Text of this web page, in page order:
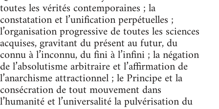
toutes les vérités contemporaines ; la
constatation et l’unification perpétuelles ;
l’organisation progressive de toutes les sciences
acquises, gravitant du présent au futur, du
connu à l’inconnu, du fini à l’infini ; la négation
de l’absolutisme arbitraire et l’affirmation de
l’anarchisme attractionnel ; le Principe et la
consécration de tout mouvement dans
l’humanité et l’universalité la pulvérisation du